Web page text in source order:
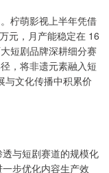
柠萌影视上半年凭借
元，月产能稳定在 16
短剧品牌深耕细分赛
，将非遗元素融入短
与文化传播中积累价
与短剧赛道的规模化
步优化内容生产效